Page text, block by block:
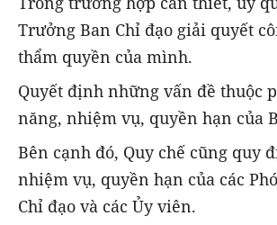
Trưởng Ban Chỉ đạo giải quyết
thẩm quyền của mình.
Quyết định những vấn đề thuộc
năng, nhiệm vụ, quyền hạn của
Bên cạnh đó, Quy chế cũng quy
nhiệm vụ, quyền hạn của các
Chỉ đạo và các Ủy viên.